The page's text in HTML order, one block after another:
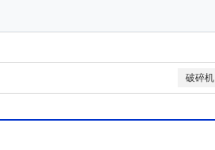
破碎机